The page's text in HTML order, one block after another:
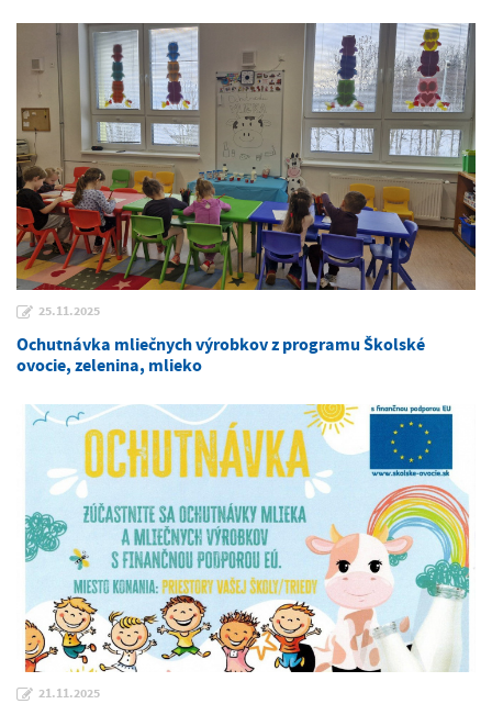
25.11.2025
Ochutnávka mliečnych výrobkov z programu Školské
ovocie, zelenina, mlieko
21.11.2025